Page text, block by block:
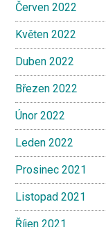
Červen 2022
Květen 2022
Duben 2022
Březen 2022
Únor 2022
Leden 2022
Prosinec 2021
Listopad 2021
Říjen 2021